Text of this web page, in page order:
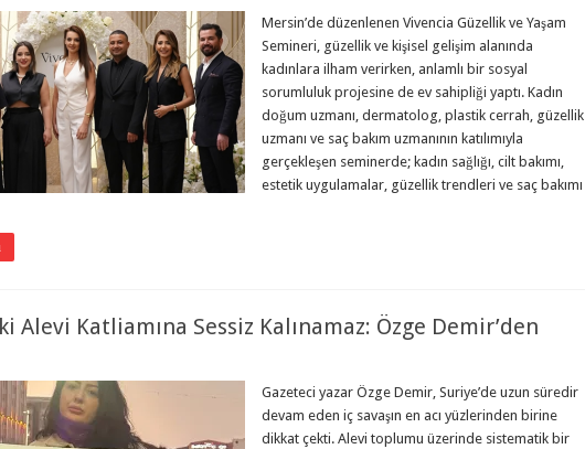
Mersin’de düzenlenen Vivencia Güzellik ve Yaşam
Semineri, güzellik ve kişisel gelişim alanında
kadınlara ilham verirken, anlamlı bir sosyal
sorumluluk projesine de ev sahipliği yaptı. Kadın
doğum uzmanı, dermatolog, plastik cerrah, güzellik
uzmanı ve saç bakım uzmanının katılımıyla
gerçekleşen seminerde; kadın sağlığı, cilt bakımı,
estetik uygulamalar, güzellik trendleri ve saç bakımı
Alevi Katliamına Sessiz Kalınamaz: Özge Demir’den
Gazeteci yazar Özge Demir, Suriye’de uzun süredir
devam eden iç savaşın en acı yüzlerinden birine
dikkat çekti. Alevi toplumu üzerinde sistematik bir